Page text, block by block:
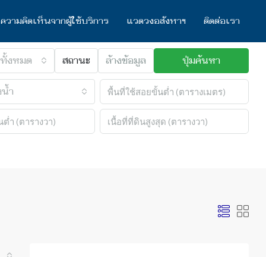
ความคิดเห็นจากผู้ใช้บริการ แวดวงอสังหาฯ ติดต่อเรา
ทั้งหมด สถานะ ล้างข้อมูล ปุ่มค้นหา
ำ